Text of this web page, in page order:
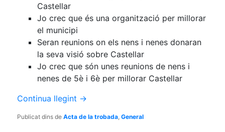
Castellar
Jo crec que és una organització per millorar
el municipi
Seran reunions on els nens i nenes donaran
la seva visió sobre Castellar
Jo crec que són unes reunions de nens i
nenes de 5è i 6è per millorar Castellar
Continua llegint →
Publicat dins de Acta de la trobada ,General